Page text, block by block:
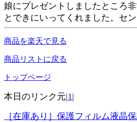
娘にプレゼントしましたところ
とできにいってくれました。セ
商品を楽天で見る
商品リストに戻る
トップページ
本日のリンク元|1 |
［在庫あり］保護フィルム液晶